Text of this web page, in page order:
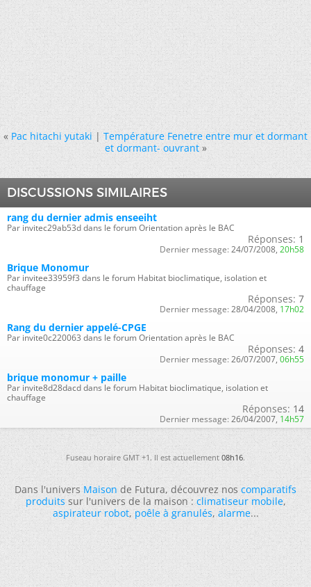
« Pac hitachi yutaki|Température Fenetre entre mur et dormant
et dormant- ouvrant »
DISCUSSIONS SIMILAIRES
rang du dernier admis enseeiht
Par invitec29ab53d dans le forum Orientation après le BAC
Réponses: 1
Dernier message: 24/07/2008, 20h58
Brique Monomur
Par invitee33959f3 dans le forum Habitat bioclimatique, isolation et
chauffage
Réponses: 7
Dernier message: 28/04/2008, 17h02
Rang du dernier appelé-CPGE
Par invite0c220063 dans le forum Orientation après le BAC
Réponses: 4
Dernier message: 26/07/2007, 06h55
brique monomur + paille
Par invite8d28dacd dans le forum Habitat bioclimatique, isolation et
chauffage
Réponses: 14
Dernier message: 26/04/2007, 14h57
Fuseau horaire GMT +1. Il est actuellement08h16.
Dans l'universMaisonde Futura, découvrez noscomparatifs
produitssur l'univers de la maison :climatiseur mobile,
aspirateur robot,poêle à granulés,alarme...